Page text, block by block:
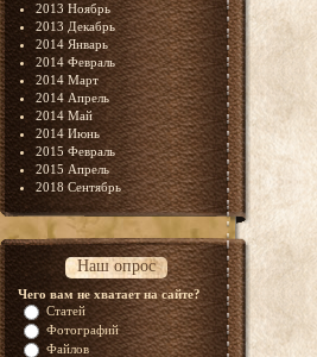
2013 Ноябрь
2013 Декабрь
2014 Январь
2014 Февраль
2014 Март
2014 Апрель
2014 Май
2014 Июнь
2015 Февраль
2015 Апрель
2018 Сентябрь
Наш опрос
Чего вам не хватает на сайте?
Статей
Фотографий
Файлов